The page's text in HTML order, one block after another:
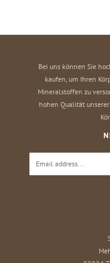
Bei uns können Sie
kaufen, um Ihren
Mineralstoffen zu
hohen Qualität